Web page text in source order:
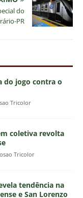
do
PR
do jogo contra o
Tricolor
coletiva revolta
Tricolor
tendência na
e San Lorenzo